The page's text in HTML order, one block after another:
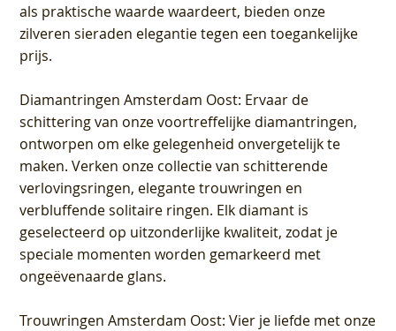
als praktische waarde waardeert, bieden onze
zilveren sieraden elegantie tegen een toegankelijke
prijs.
Diamantringen Amsterdam Oost: Ervaar de
schittering van onze voortreffelijke diamantringen,
ontworpen om elke gelegenheid onvergetelijk te
maken. Verken onze collectie van schitterende
verlovingsringen, elegante trouwringen en
verbluffende solitaire ringen. Elk diamant is
geselecteerd op uitzonderlijke kwaliteit, zodat je
speciale momenten worden gemarkeerd met
ongeëvenaarde glans.
Trouwringen Amsterdam Oost: Vier je liefde met onze